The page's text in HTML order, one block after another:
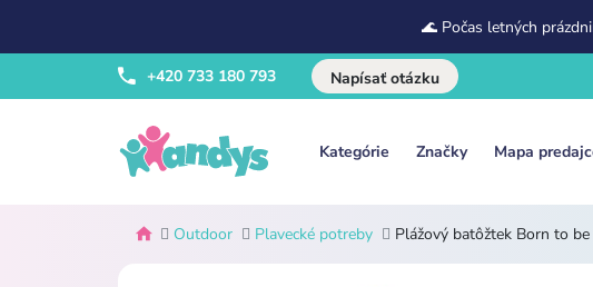
🌊 Počas letných
+420 733 180 793 Napísať otázku
Kategórie Značky Mapa
Outdoor Plavecké potreby Plážový batôžtek Born to